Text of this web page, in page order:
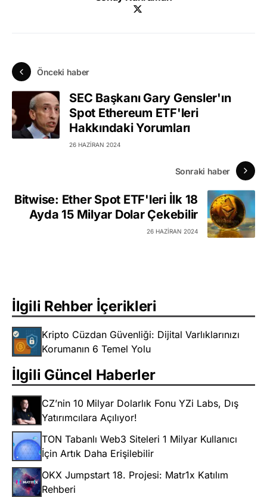
Önceki haber
SEC Başkanı Gary Gensler'ın
Spot Ethereum ETF'leri
Hakkındaki Yorumları
26 HAZIRAN 2024
Sonraki haber
Bitwise: Ether Spot ETF'leri İlk 18
Ayda 15 Milyar Dolar Çekebilir
26 HAZIRAN 2024
İlgili Rehber İçerikleri
Kripto Cüzdan Güvenliği: Dijital Varlıklarınızı
Korumanın 6 Temel Yolu
İlgili Güncel Haberler
CZ’nin 10 Milyar Dolarlık Fonu YZi Labs, Dış
Yatırımcılara Açılıyor!
TON Tabanlı Web3 Siteleri 1 Milyar Kullanıcı
İçin Artık Daha Erişilebilir
OKX Jumpstart 18. Projesi: Matr1x Katılım
Rehberi